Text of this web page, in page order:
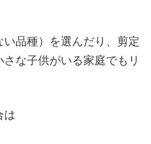
品種）を選んだり、剪定
な子供がいる家庭でもリ
は